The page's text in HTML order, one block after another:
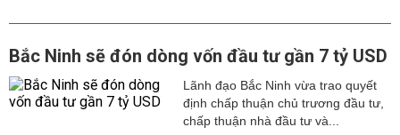
Bắc Ninh sẽ đón dòng vốn đầu tư gần 7 tỷ USD
Lãnh đạo Bắc Ninh vừa trao quyết
định chấp thuận chủ trương đầu tư,
chấp thuận nhà đầu tư và...